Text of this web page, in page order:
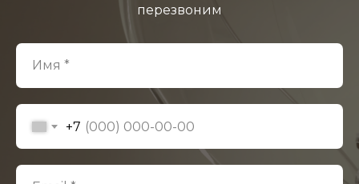
перезвоним
Имя *
+7